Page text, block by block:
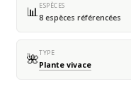
📊ESPÈCES
8 espèces référencées
🌺TYPE
Plante vivace